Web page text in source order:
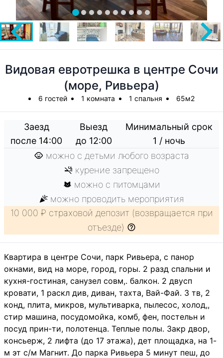
Видовая евротрешка в центре Сочи
(море, Ривьера)
6 гостей 1 комната 1 спальня 65м2
Заезд
после 14:00
Выезд
до 12:00
Минимальный срок
1 / ночь
можно с детьми любого возраста
курение запрещено
можно с питомцами
можно проводить мероприятия
10 000 ₽ страховой депозит (возвращается при
отъезде)
Квартира в центре Сочи, парк Ривьера, с панор
окнами, вид на море, город, горы. 2 разд спальни и
кухня-гостиная, санузел совм,. балкон. 2 двусп
кровати, 1 раскл див, диван, тахта, Вай-Фай. 3 тв, 2
конд, плита, микров, мультиварка, пылесос, холод,,
стир машина, посудомойка, комб, фен, постельн и
посуд прин-ти, полотенца. Теплые полы. Закр двор,
консьерж, 2 лифта (до 17 этажа), дет площадка, на 1-
м эт с/м Магнит. До парка Ривьера 5 минут пеш, до